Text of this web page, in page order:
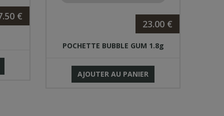
€
23.00 €
POCHETTE BUBBLE GUM 1.8g
AJOUTER AU PANIER